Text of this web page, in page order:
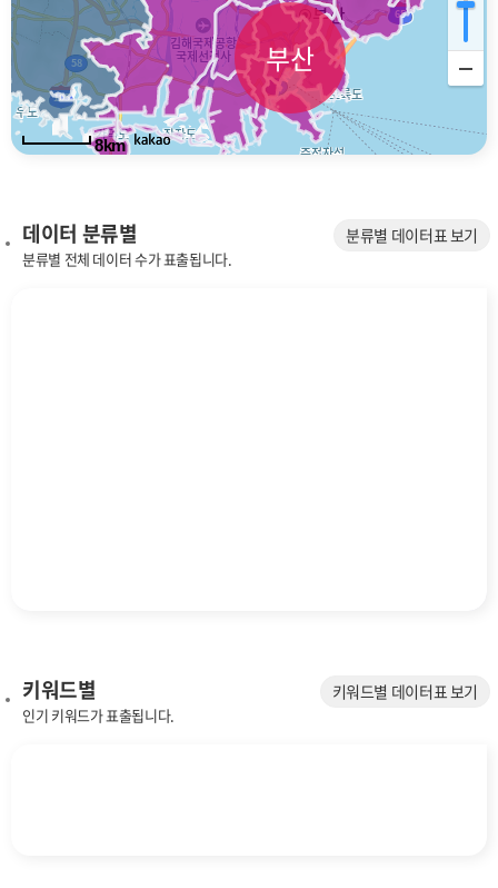
부산
8km
데이터 분류별
분류별 전체 데이터 수가 표출됩니다.
분류별 데이터표 보기
키워드별
인기 키워드가 표출됩니다.
키워드별 데이터표 보기